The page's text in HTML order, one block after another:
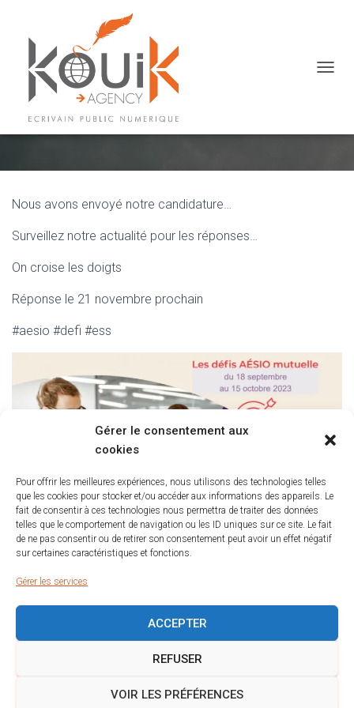
Gérer le consentement aux
cookies
Pour offrir les meilleures expériences, nous utilisons des technologies telles
que les cookies pour stocker et/ou accéder aux informations des appareils. Le
fait de consentir à ces technologies nous permettra de traiter des données
telles que le comportement de navigation ou les ID uniques sur ce site. Le fait
de ne pas consentir ou de retirer son consentement peut avoir un effet négatif
sur certaines caractéristiques et fonctions.
Gérer les services
ACCEPTER
REFUSER
VOIR LES PRÉFÉRENCES
Aésio..Nous avons participé
Nous avons envoyé notre candidature…
Surveillez notre actualité pour les réponses…
On croise les doigts
Réponse le 21 novembre prochain
#aesio #defi #ess